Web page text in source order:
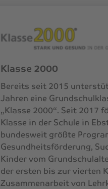
Klasse 2000
Bereits seit 2015
Jahren eine
„Klasse 2000“. Seit 2017
Klasse in der Schule in
bundesweit größte
Gesundheitsförderung,
Kinder vom
der ersten bis zur vierten
Zusammenarbeit von